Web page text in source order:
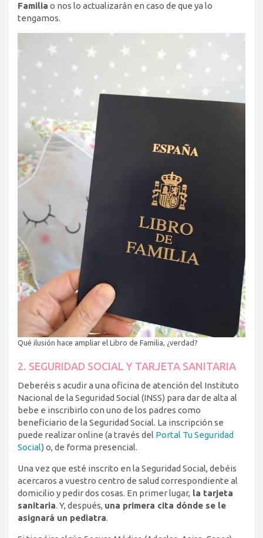
Familia o nos lo actualizarán en caso de que ya lo
tengamos.
Qué ilusión hace ampliar el Libro de Familia, ¿verdad?
2. SEGURIDAD SOCIAL Y TARJETA SANITARIA
Deberéis s acudir a una oficina de atención del Instituto
Nacional de la Seguridad Social (INSS) para dar de alta al
bebe e inscribirlo con uno de los padres como
beneficiario de la Seguridad Social. La inscripción se
puede realizar online (a través del Portal Tu Seguridad
Social) o, de forma presencial.
Una vez que esté inscrito en la Seguridad Social, debéis
acercaros a vuestro centro de salud correspondiente al
domicilio y pedir dos cosas. En primer lugar, la tarjeta
sanitaria. Y, después, una primera cita dónde se le
asignará un pediatra.